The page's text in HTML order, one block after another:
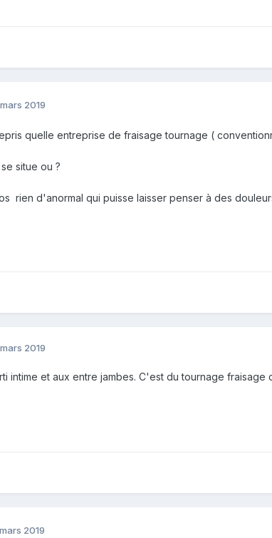
2019
quelle entreprise de fraisage tournage (
situe ou ?
rien d'anormal qui puisse laisser penser à des
2019
intime et aux entre jambes. C'est du tournage fraisage
2019